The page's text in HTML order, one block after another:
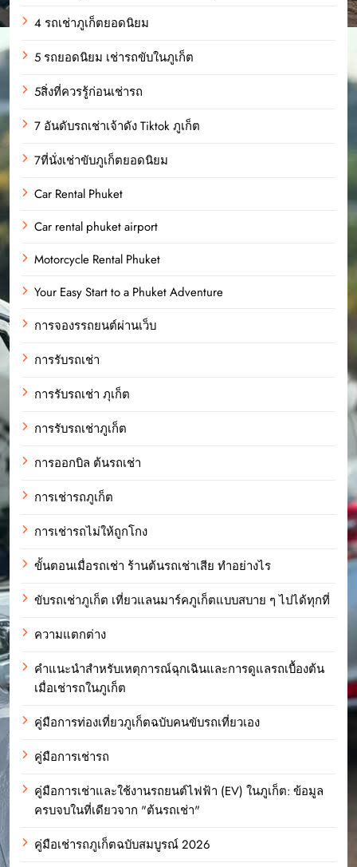
4 รถเช่าภูเก็ตยอดนิยม
5 รถยอดนิยม เช่ารถขับในภูเก็ต
5สิ่งที่ควรรู้ก่อนเช่ารถ
7 อันดับรถเช่าเจ้าดัง Tiktok ภูเก็ต
7ที่นั่งเช่าขับภูเก็ตยอดนิยม
Car Rental Phuket
Car rental phuket airport
Motorcycle Rental Phuket
Your Easy Start to a Phuket Adventure
การจองรรถยนต์ผ่านเว็บ
การรับรถเช่า
การรับรถเช่า ภุเก็ต
การรับรถเช่าภูเก็ต
การออกบิล ต้นรถเช่า
การเช่ารถภูเก็ต
การเช่ารถไม่ให้ถูกโกง
ขั้นตอนเมื่อรถเช่า ร้านต้นรถเช่าเสีย ทำอย่างไร
ขับรถเช่าภูเก็ต เที่ยวแลนมาร์คภูเก็ตแบบสบาย ๆ ไปได้ทุกที่
ความแตกต่าง
คำแนะนำสำหรับเหตุการณ์ฉุกเฉินและการดูแลรถเบื้องต้น
เมื่อเช่ารถในภูเก็ต
คู่มือการท่องเที่ยวภูเก็ตฉบับคนขับรถเที่ยวเอง
คู่มือการเช่ารถ
คู่มือการเช่าและใช้งานรถยนต์ไฟฟ้า (EV) ในภูเก็ต: ข้อมูล
ครบจบในที่เดียวจาก "ต้นรถเช่า"
คู่มือเช่ารถภูเก็ตฉบับสมบูรณ์ 2026